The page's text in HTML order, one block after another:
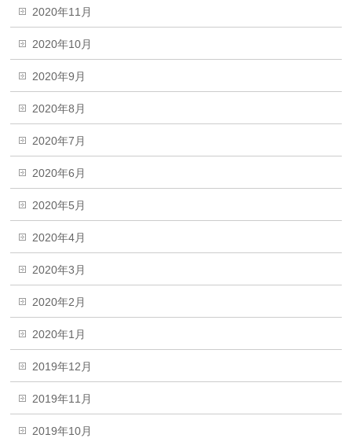
2020年11月
2020年10月
2020年9月
2020年8月
2020年7月
2020年6月
2020年5月
2020年4月
2020年3月
2020年2月
2020年1月
2019年12月
2019年11月
2019年10月